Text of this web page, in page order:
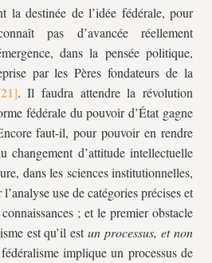
la destinée de l’idée fédérale, pour
pas d’avancée réellement
dans la pensée politique,
par les Pères fondateurs de la
. Il faudra attendre la révolution
fédérale du pouvoir d’État gagne
faut-il, pour pouvoir en rendre
changement d’attitude intellectuelle
dans les sciences institutionnelles,
use de catégories précises et
; et le premier obstacle
est qu’il estun processus, et non
implique un processus de